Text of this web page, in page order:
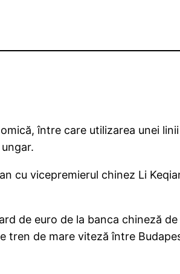
între care utilizarea unei
cu vicepremierul chinez Li
de euro de la banca chineză
tren de mare viteză între